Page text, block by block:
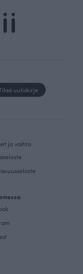
uutiskirje
ja vaihto